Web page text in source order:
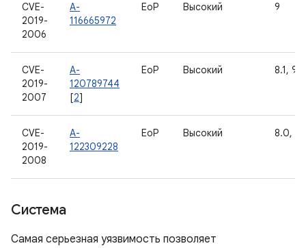
CVE-
2019-
2006
A-
116665972
EoP Высокий 9
CVE-
2019-
2007
A-
120789744
[2]
EoP Высокий 8.1, 9
CVE-
2019-
2008
A-
122309228
EoP Высокий 8.0,
Система
Самая серьезная уязвимость позволяет